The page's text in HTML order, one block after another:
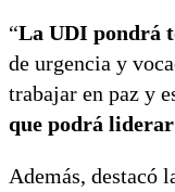
“La UDI pondrá
de urgencia y
trabajar en paz y
que podrá liderar
Además, destacó